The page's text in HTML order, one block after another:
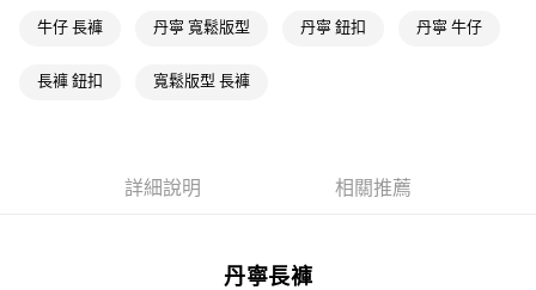
每筆NT$80，滿NT$1,500(含以上)免運費
牛仔 長褲 丹寧 寬鬆版型 丹寧 鈕扣 丹寧 牛仔
長褲 鈕扣 寬鬆版型 長褲
詳細說明 相關推薦
丹寧長褲